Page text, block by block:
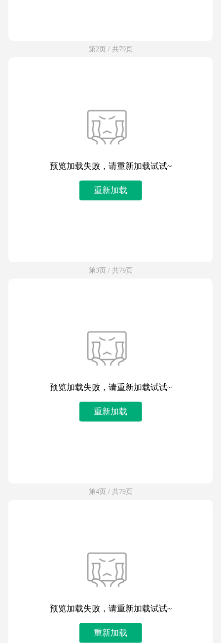
第2页 / 共79页
预览加载失败，请重新加载试试~
重新加载
第3页 / 共79页
预览加载失败，请重新加载试试~
重新加载
第4页 / 共79页
预览加载失败，请重新加载试试~
重新加载